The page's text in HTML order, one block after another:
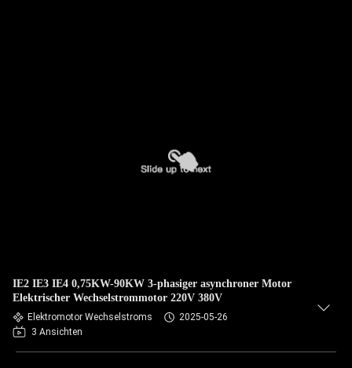
IE2 IE3 IE4 0,75KW-90KW 3-phasiger asynchroner Motor
Elektrischer Wechselstrommotor 220V 380V
Elektromotor Wechselstroms
2025-05-26
3 Ansichten